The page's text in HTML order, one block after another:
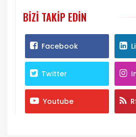
BIZI TAKIP EDIN
Facebook
Twitter
Youtube